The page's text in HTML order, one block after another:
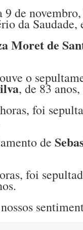
de
da Saudade,
Moret de
o
, de 83
foi
de
foi